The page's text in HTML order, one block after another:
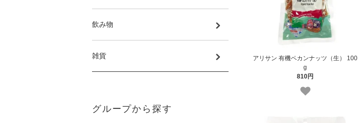
アリサン 有機ペカンナッツ（生） 100
g
810円
飲み物
雑貨
グループから探す